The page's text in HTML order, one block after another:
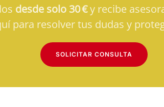
desde solo 30 €y recibe
para resolver tus dudas y
SOLICITAR CONSULTA